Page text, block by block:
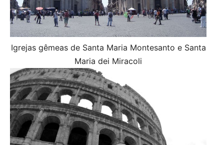
Igrejas gêmeas de Santa Maria Montesanto e Santa
Maria dei Miracoli